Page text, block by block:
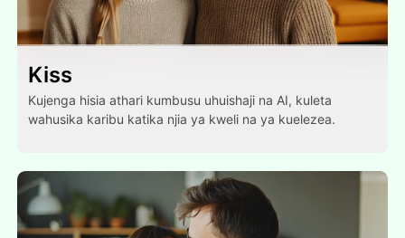
Kiss
Kujenga hisia athari kumbusu uhuishaji na AI, kuleta
wahusika karibu katika njia ya kweli na ya kuelezea.